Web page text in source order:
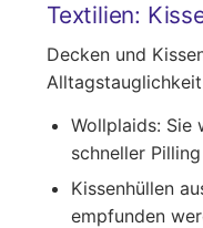
Textilien:
Decken und
Wollplaids: Sie
schneller
Kissenhüllen
empfunden